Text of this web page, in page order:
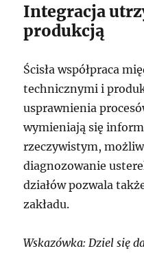
Integracja
produkcją
Ścisła współpraca
technicznymi i
usprawnienia
wymieniają się
rzeczywistym,
diagnozowanie
działów pozwala
zakładu.
Wskazówka: Dziel się